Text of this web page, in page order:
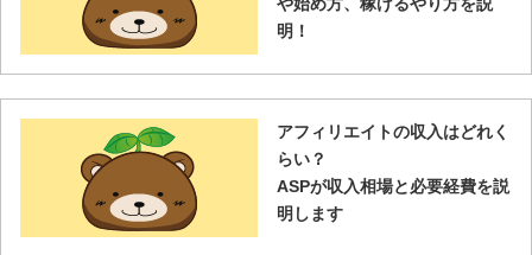
明！
アフィリエイトの収入はどれく
らい？
ASPが収入相場と必要経費を説
明します